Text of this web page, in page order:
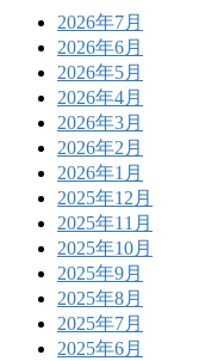
2026年7月
2026年6月
2026年5月
2026年4月
2026年3月
2026年2月
2026年1月
2025年12月
2025年11月
2025年10月
2025年9月
2025年8月
2025年7月
2025年6月